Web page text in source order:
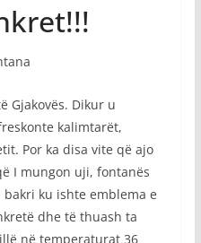
Gjakovës. Dikur u
kalimtarët,
Por ka disa vite që ajo
I mungon uji, fontanës
ku ishte emblema e
dhe të thuash ta
në temperaturat 36